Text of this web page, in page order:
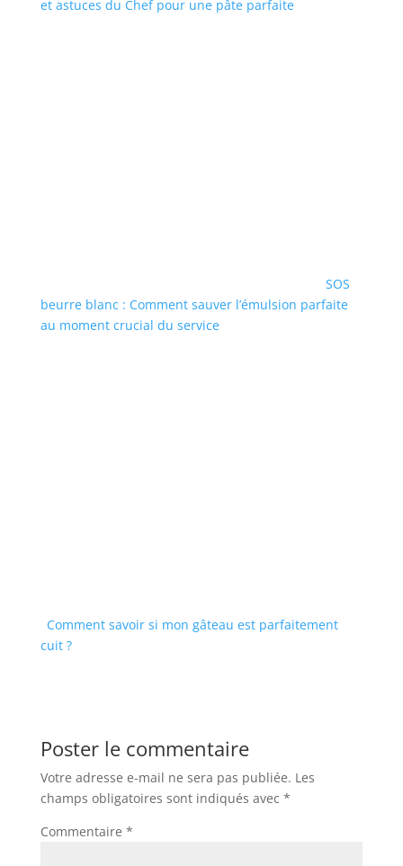
et astuces du Chef pour une pâte parfaite
SOS
beurre blanc : Comment sauver l’émulsion parfaite
au moment crucial du service
Comment savoir si mon gâteau est parfaitement
cuit ?
Poster le commentaire
Votre adresse e-mail ne sera pas publiée. Les
champs obligatoires sont indiqués avec *
Commentaire *